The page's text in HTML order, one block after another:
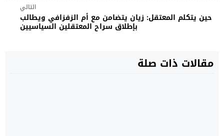
التالي
حين يتكلم المعتقل: زيان يتضامن مع أم الزفزافي ويطالب
بإطلاق سراح المعتقلين السياسيين
مقالات ذات صلة